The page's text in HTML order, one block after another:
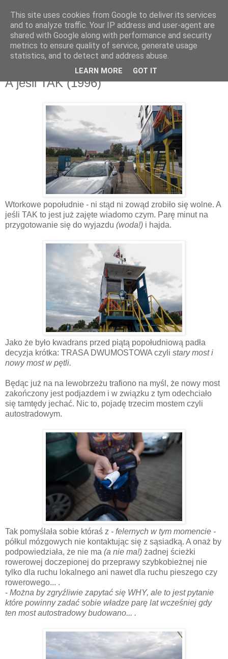
czwartek, 5 lipca 2018
A jeśli TAK (1996)
Wtorkowe popołudnie - ni stąd ni zowąd zrobiło się wolne. A
jeśli TAK to jest już zajęte wiadomo czym. Parę minut na
przygotowanie się do wyjazdu (woda!) i hajda.
Jako że było kwadrans przed piątą popołudniową padła
decyzja krótka: TRASA DWUMOSTOWA czyli stary most i
nowy most w pętli.
Będąc już na na lewobrzeżu trafiono na myśl, że nowy most
zakończony jest podjazdem i w związku z tym odechciało
się tamtędy jechać. Nic to, pojadę trzecim mostem czyli
autostradowym.
Tak pomyślała sobie któraś z - felernych w tym momencie -
półkul mózgowych nie kontaktując się z sąsiadką. A onaż by
podpowiedziała, że nie ma (a nie ma!) żadnej ścieżki
rowerowej doczepionej do przeprawy szybkobieżnej nie
tylko dla ruchu lokalnego ani nawet dla ruchu pieszego czy
rowerowego... .
- Można by zgryźliwie zapytać się WHY, ale to jest pytanie
które powinny zadać sobie władze parę lat wcześniej gdy
ten most autostradowy budowano... .
This site uses cookies from Google to deliver its services
and to analyze traffic. Your IP address and user-agent are
shared with Google along with performance and security
metrics to ensure quality of service, generate usage
statistics, and to detect and address abuse.
LEARN MORE GOT IT